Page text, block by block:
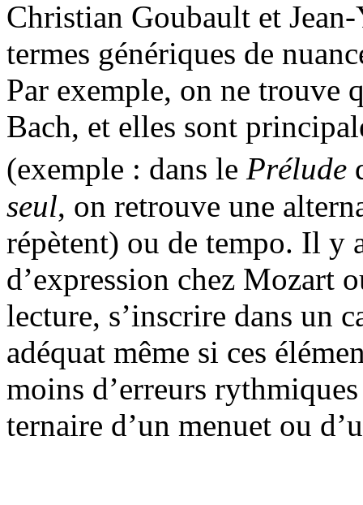
Christian Goubault et
termes génériques de
Par exemple, on ne trouve
Bach, et elles sont
(exemple : dans le Prélude
seul, on retrouve une
répètent) ou de tempo. Il y
d’expression chez Mozart
lecture, s’inscrire dans un
adéquat même si ces
moins d’erreurs
ternaire d’un menuet ou